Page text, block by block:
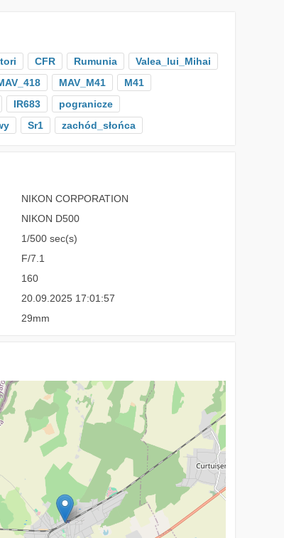
CFR Rumunia
Valea_lui_Mihai
MAV_M41
M41
IR683
pogranicze
Sr1 zachód_słońca
NIKON CORPORATION
NIKON D500
1/500 sec(s)
F/7.1
160
20.09.2025 17:01:57
29mm